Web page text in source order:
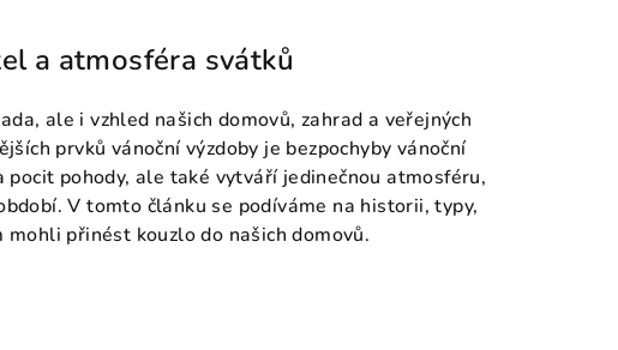
a atmosféra svátků
ale i vzhled našich domovů, zahrad a veřejných
prvků vánoční výzdoby je bezpochyby vánoční
pohody, ale také vytváří jedinečnou atmosféru,
V tomto článku se podíváme na historii, typy,
přinést kouzlo do našich domovů.